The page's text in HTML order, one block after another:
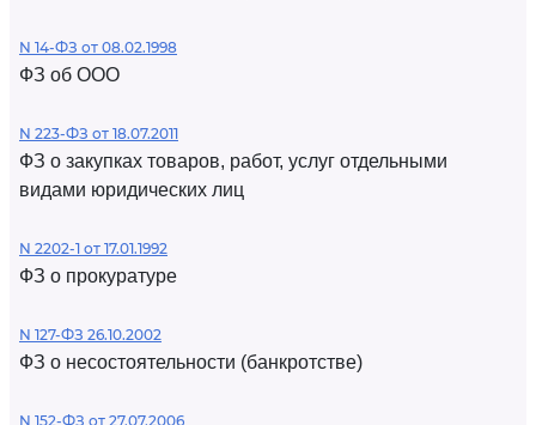
N 14-ФЗ от 08.02.1998
ФЗ об ООО
N 223-ФЗ от 18.07.2011
ФЗ о закупках товаров, работ, услуг отдельными
видами юридических лиц
N 2202-1 от 17.01.1992
ФЗ о прокуратуре
N 127-ФЗ 26.10.2002
ФЗ о несостоятельности (банкротстве)
N 152-ФЗ от 27.07.2006